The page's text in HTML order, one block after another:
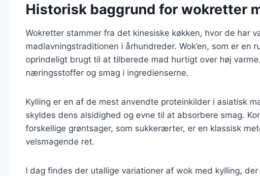
Historisk baggrund for wokretter
Wokretter stammer fra det kinesiske køkken, hvor de har
madlavningstraditionen i århundreder. Wok’en, som er en
oprindeligt brugt til at tilberede mad hurtigt over høj
næringsstoffer og smag i ingredienserne.
Kylling er en af de mest anvendte proteinkilder i asiatisk
skyldes dens alsidighed og evne til at absorbere smag.
forskellige grøntsager, som sukkerærter, er en klassisk
velsmagende ret.
I dag findes der utallige variationer af wok med kylling,